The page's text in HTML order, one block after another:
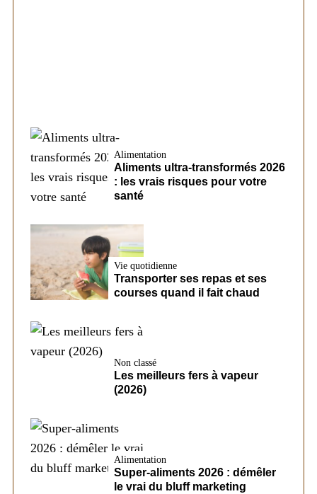
Alimentation
Aliments ultra-transformés 2026
: les vrais risques pour votre
santé
Vie quotidienne
Transporter ses repas et ses
courses quand il fait chaud
Non classé
Les meilleurs fers à vapeur
(2026)
Alimentation
Super-aliments 2026 : démêler
le vrai du bluff marketing